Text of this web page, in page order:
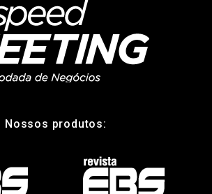
Nossos produtos: